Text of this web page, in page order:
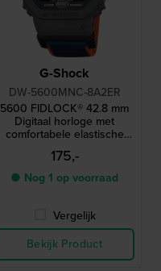
G-Shock
DW-5600MNC-8A2ER
5600 FIDLOCK® 42.8 mm
Digitaal horloge met
comfortabele elastische
band en FIDLOCK®
magnetische sluiting
175,-
● Nog 1 op voorraad
Vergelijk
Bekijk Product